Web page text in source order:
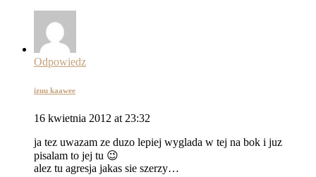
Odpowiedz
izuu kaawee
16 kwietnia 2012 at 23:32
ja tez uwazam ze duzo lepiej wyglada w tej na bok i juz
pisalam to jej tu 😉
alez tu agresja jakas sie szerzy…